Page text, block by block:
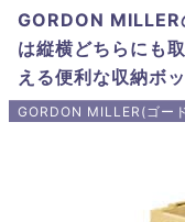
GORDON MILLER
は縦横どちらにも
える便利な収納ボ
GORDON MILLER(ゴー